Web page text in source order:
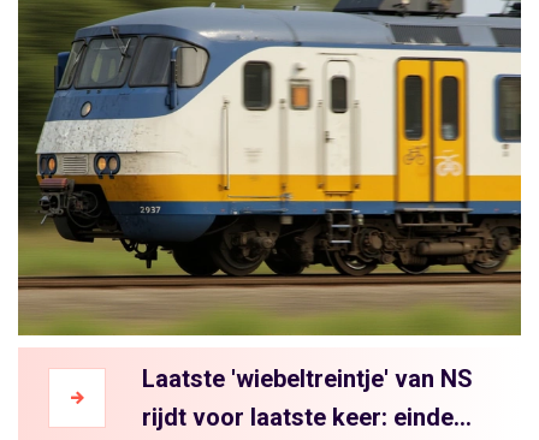
Laatste 'wiebeltreintje' van NS
rijdt voor laatste keer: einde